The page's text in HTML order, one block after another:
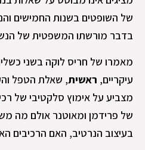
של השופטים בשנות החמישים
בדבר מורשתו המשפטית של
מאמרו של חריס לוקה בשני
עיקריים, ראשית, שאלת הטפל
מצביע על אימוץ סלקטיבי של
של פרידמן ומאוטנר אולם מה
בעיצוב הנרטיב, האם הרכיבים